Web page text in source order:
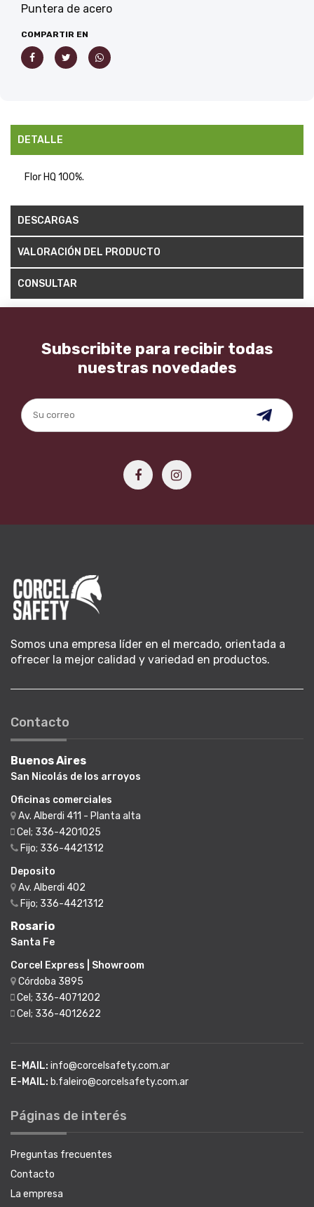
Puntera de acero
COMPARTIR EN
DETALLE
Flor HQ 100%.
DESCARGAS
VALORACIÓN DEL PRODUCTO
CONSULTAR
Subscribite para recibir todas
nuestras novedades
Somos una empresa líder en el mercado, orientada a
ofrecer la mejor calidad y variedad en productos.
Contacto
Buenos Aires
San Nicolás de los arroyos
Oficinas comerciales
Av. Alberdi 411 - Planta alta
Cel; 336-4201025
Fijo; 336-4421312
Deposito
Av. Alberdi 402
Fijo; 336-4421312
Rosario
Santa Fe
Corcel Express | Showroom
Córdoba 3895
Cel; 336-4071202
Cel; 336-4012622
E-MAIL: info@corcelsafety.com.ar
E-MAIL: b.faleiro@corcelsafety.com.ar
Páginas de interés
Preguntas frecuentes
Contacto
La empresa